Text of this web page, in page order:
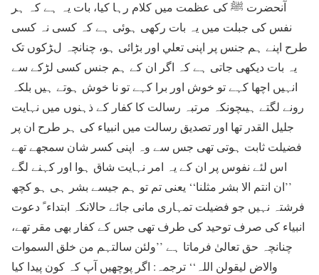
آنحضرت ﷺ کی عظمت میں کلام رہا کیا، بات یہ ہے کہ ہر
نفس کی جبلت میں یہ بات رکھی ہوئی ہے کہ کسی نہ کسی
طرح اپنے ہم جنس پر اپنی تعلي اور بڑائی ہو، چنانچہ لڑکوں تک
یہ بات دیکھی جاتی ہے کہ اگر ان کے ہم جنس کسی لڑکے سے
انہیں اچھا کہے تو خوش اور برا کہے تو نا خوش ہوتے ہیں بلکہ
رونے لگتے ہیںچونکہ مرتبہ رسالت کا کفار کے ذہنوں میں نہایت
جلیل القدر تھا اور تصدیق رسالت میں انبیاء کی ہر طرح ان پر
فضیلت ثابت ہوتی تھی جس سے وہ اپنی کسر شان سمجھے تھے
اس لئے نفوس پر ان کے یہ امر نہایت شاق ہوا اور کہنے لگے
’’ان انتم الا بشر مثلنا‘‘ یعنی تم تو ہم جیسے بشر ہی ہو کچھ
فرشتہ نہیں جو فضیلت تمہاری مانی جائے حالانکہ ابتداء ً دعوت
انبیاء کی صرف توحید کی طرف تھی جس کے کفار بھی مقر تھے،
چنانچہ حق تعالیٰ فرماتا ہے ’’ولئن سالتہم من خلق السموات
والاض لیقولن اللہ‘‘ ترجمہ: اگر پوچھیں آپ کہ کون پیدا کیا